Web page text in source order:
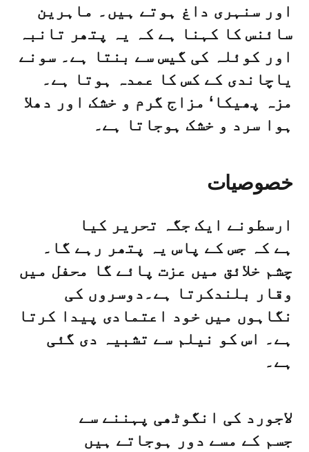
اور سنہری داغ ہوتے ہیں۔ ماہرین
سائنس کا کہنا ہے کہ یہ پتھر تانبہ
اور کوئلہ کی گیس سے بنتا ہے۔ سونے
یاچاندی کے کس کا عمدہ ہوتا ہے۔
مزہ پھیکا‘ مزاج گرم و خشک اور دھلا
ہوا سرد و خشک ہوجاتا ہے۔
خصوصیات
ارسطونے ایک جگہ تحریر کیا
ہے کہ جس کے پاس یہ پتھر رہے گا۔
چشم خلائق میں عزت پائے گا محفل میں
وقار بلندکرتا ہے۔دوسروں کی
نگاہوں میں خود اعتمادی پیدا کرتا
ہے۔ اس کو نیلم سے تشبیہ دی گئی
ہے۔
لاجورد کی انگوٹھی پہننے سے
جسم کے مسے دور ہوجاتے ہیں